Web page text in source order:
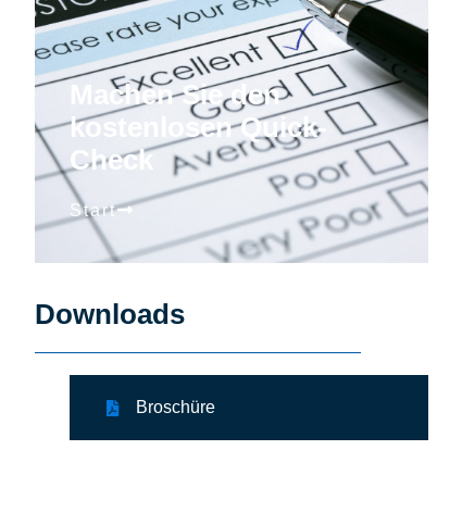
Machen Sie den
kostenlosen Quick-
Check
Start
Downloads
Broschüre